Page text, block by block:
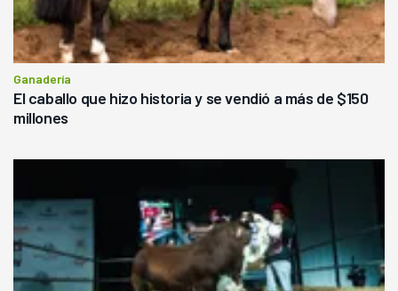
Ganadería
El caballo que hizo historia y se vendió a más de $150
millones